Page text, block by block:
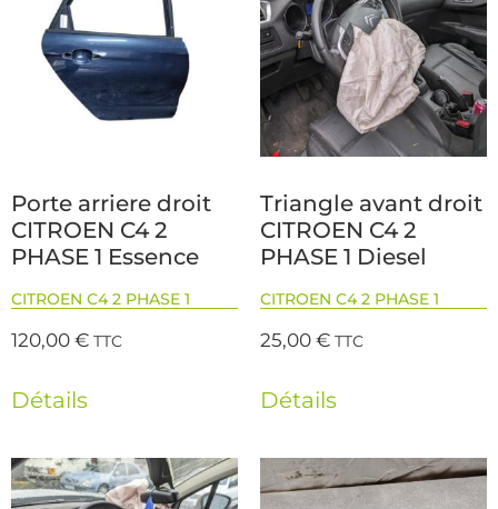
Porte arriere droit
CITROEN C4 2
PHASE 1 Essence
CITROEN C4 2 PHASE 1
120,00€ TTC
Détails
Triangle avant droit
CITROEN C4 2
PHASE 1 Diesel
CITROEN C4 2 PHASE 1
25,00€ TTC
Détails